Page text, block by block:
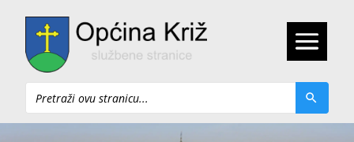
Pretraži